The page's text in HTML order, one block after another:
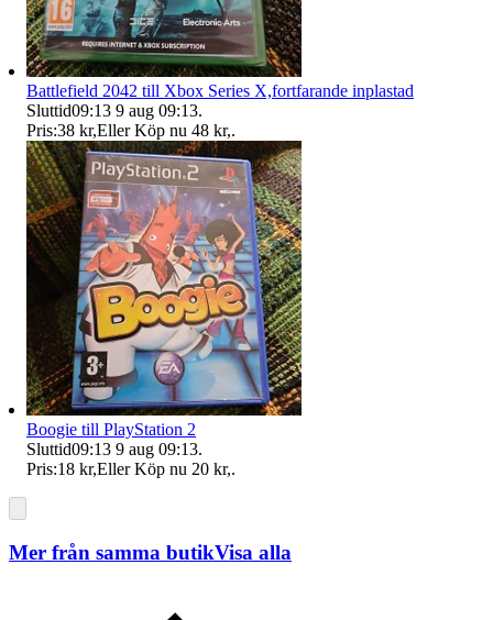
Battlefield 2042 till Xbox Series X,fortfarande inplastad
Sluttid09:13 9 aug 09:13.
Pris:38 kr,Eller Köp nu 48 kr,.
Boogie till PlayStation 2
Sluttid09:13 9 aug 09:13.
Pris:18 kr,Eller Köp nu 20 kr,.
Mer från samma butikVisa alla